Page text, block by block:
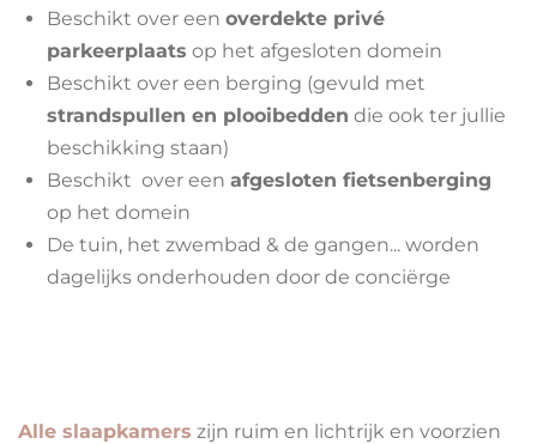
Beschikt over een overdekte privé
parkeerplaats op het afgesloten domein
Beschikt over een berging (gevuld met
strandspullen en plooibedden die ook ter jullie
beschikking staan)
Beschikt over een afgesloten fietsenberging
op het domein
De tuin, het zwembad & de gangen... worden
dagelijks onderhouden door de conciërge
Alle slaapkamers zijn ruim en lichtrijk en voorzien